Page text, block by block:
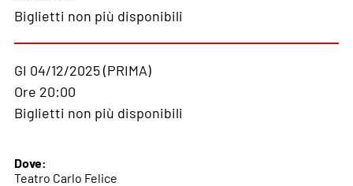
Biglietti non più disponibili
GI 04/12/2025 (PRIMA)
Ore 20:00
Biglietti non più disponibili
Dove:
Teatro Carlo Felice